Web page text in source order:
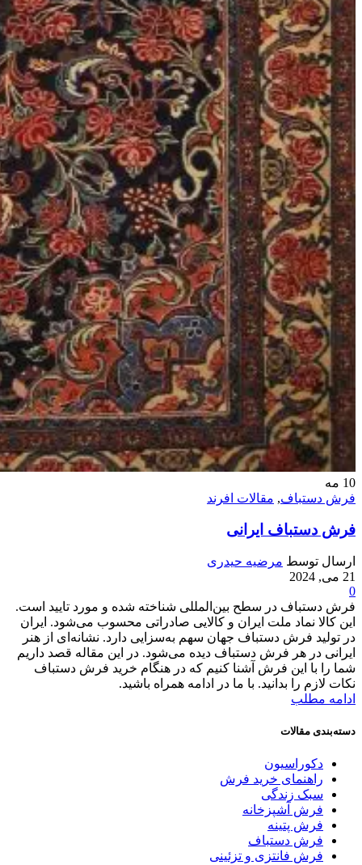
10 مه
فرش دستباف, مقالات افرند
فرش دستباف ایرانی
ارسال توسط مرضیه حیدری
21 می, 2024
0
فرش دستباف در سطح بین‌المللی شناخته شده و مورد تایید است.
این کالا نماد ملت ایران و کالایی صادراتی محسوب می‌شود. ایران
در تولید فرش دستباف جهان سهم به‌‌سزایی دارد. نشانه‌ای از هنر
ایرانی در هر فرش دستباف دیده می‌شود. در این مقاله قصد داریم
شما را با این فرش آشنا کنیم که در هنگام خرید فرش دستباف
نکات لازم را بدانید. با ما در ادامه همراه باشید.
ادامه مطلب
دسته‌بندی مقالات
دکوراسیون
راهنمای خرید فرش
سبک زندگی
فرش آشپزخانه
فرش پتینه
فرش دستباف
فرش فانتزی و تزئینی